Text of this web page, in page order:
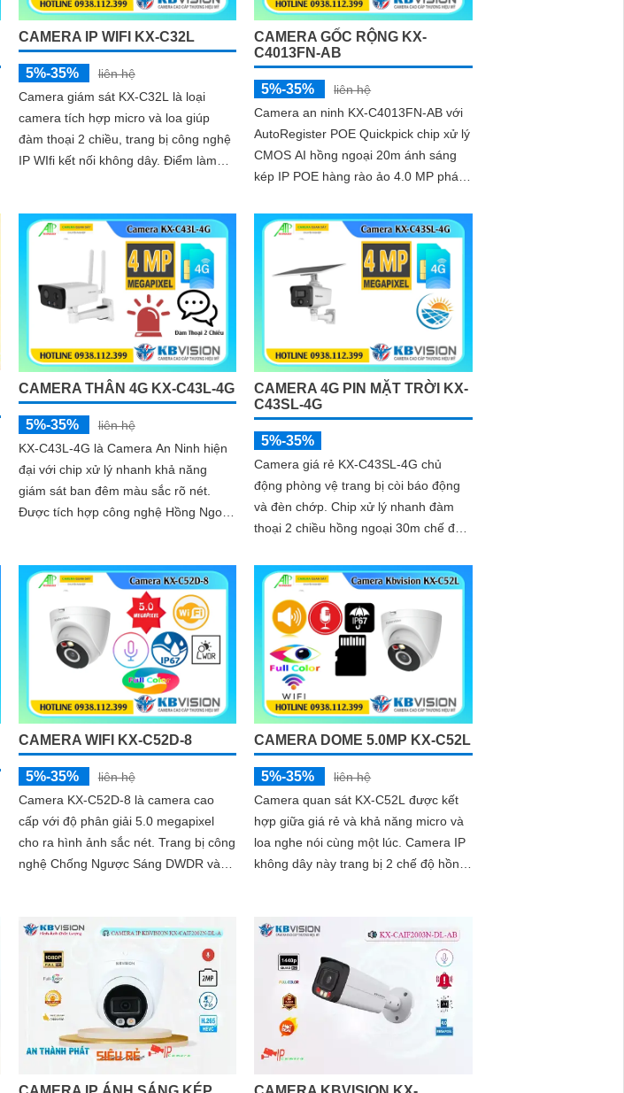
CAMERA IP WIFI KX-C32L
5%-35%
liên hệ
Camera giám sát KX-C32L là loại
camera tích hợp micro và loa giúp
đàm thoại 2 chiều, trang bị công nghệ
IP WIfi kết nối không dây. Điểm làm
giám sát ban đêm
CAMERA GỐC RỘNG KX-
C4013FN-AB
5%-35%
liên hệ
Camera an ninh KX-C4013FN-AB với
AutoRegister POE Quickpick chip xử lý
CMOS AI hồng ngoại 20m ánh sáng
kép IP POE hàng rào ảo 4.0 MP phát
CAMERA THÂN 4G KX-C43L-4G
5%-35%
liên hệ
KX-C43L-4G là Camera An Ninh hiện
đại với chip xử lý nhanh khả năng
giám sát ban đêm màu sắc rõ nét.
Được tích hợp công nghệ Hồng Ngoại
CAMERA 4G PIN MẶT TRỜI KX-
C43SL-4G
5%-35%
Camera giá rẻ KX-C43SL-4G chủ
động phòng vệ trang bị còi báo động
và đèn chớp. Chip xử lý nhanh đàm
thoại 2 chiều hồng ngoại 30m chế độ
lượng...
CAMERA WIFI KX-C52D-8
5%-35%
liên hệ
Camera KX-C52D-8 là camera cao
cấp với độ phân giải 5.0 megapixel
cho ra hình ảnh sắc nét. Trang bị công
nghệ Chống Ngược Sáng DWDR và
CAMERA DOME 5.0MP KX-C52L
5%-35%
liên hệ
Camera quan sát KX-C52L được kết
hợp giữa giá rẻ và khả năng micro và
loa nghe nói cùng một lúc. Camera IP
không dây này trang bị 2 chế độ hồng
gọn cho ra gốc nhìn rộng đáng để